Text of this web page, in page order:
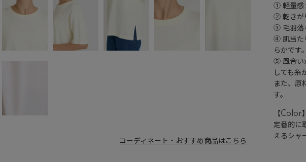
コーディネート・おすすめ商品はこちら
① 軽量感:
② 乾きが
③ 毛羽落
④ 肌当た
らかです
⑤ 風合い
しても糸
また、原
す。
【Color
定番的に
えるシャ